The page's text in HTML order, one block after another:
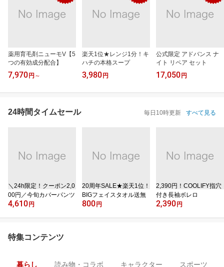
薬用育毛剤ニューモV【5
つの有効成分配合】
7,970 円 ～
楽天1位★レンジ1分！キ
ハチの本格スープ
3,980 円
公式限定 アドバンス ナ
イト リペア セット
17,050 円
24時間タイムセール 毎日10時更新 すべて見る
＼24h限定！クーポン2,0
00円／今旬カバーパンツ
4,610 円
20周年SALE★楽天1位！
BIGフェイスタオル送無
800 円
2,390円！COOLIFY指穴
付き長袖ボレロ
2,390 円
特集コンテンツ
暮らし 読み物・コラボ キャラクター スポーツ